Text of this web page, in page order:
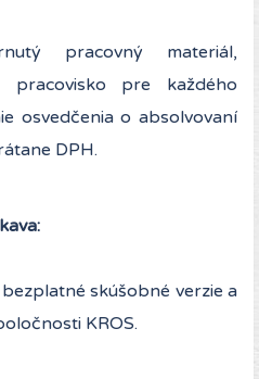
pracovný materiál,
pracovisko pre každého
osvedčenia o absolvovaní
DPH.
skúšobné verzie a
KROS.